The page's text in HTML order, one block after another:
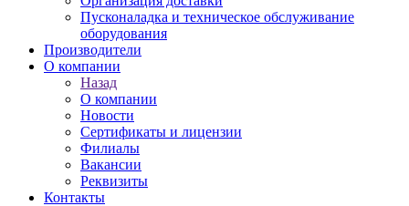
Пусконаладка и техническое обслуживание
оборудования
Производители
О компании
Назад
О компании
Новости
Сертификаты и лицензии
Филиалы
Вакансии
Реквизиты
Контакты